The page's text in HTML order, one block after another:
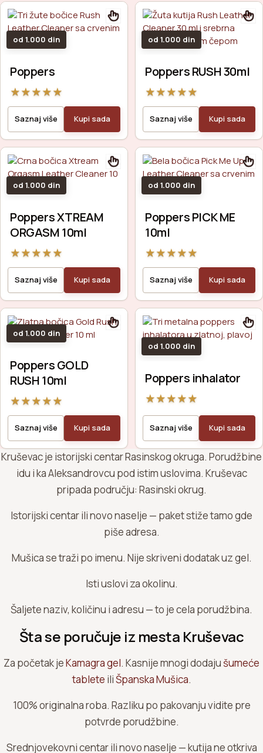
od 1.000 din
Poppers
★★★★★
Saznaj više Kupi sada
od 1.000 din
Poppers RUSH 30ml
★★★★★
Saznaj više Kupi sada
od 1.000 din
Poppers XTREAM
ORGASM 10ml
★★★★★
Saznaj više Kupi sada
od 1.000 din
Poppers PICK ME
10ml
★★★★★
Saznaj više Kupi sada
od 1.000 din
Poppers GOLD
RUSH 10ml
★★★★★
Saznaj više Kupi sada
od 1.000 din
Poppers inhalator
★★★★★
Saznaj više Kupi sada
Kruševac je istorijski centar Rasinskog okruga. Porudžbine
idu i ka Aleksandrovcu pod istim uslovima. Kruševac
pripada području: Rasinski okrug.
Istorijski centar ili novo naselje — paket stiže tamo gde
piše adresa.
Mušica se traži po imenu. Nije skriveni dodatak uz gel.
Isti uslovi za okolinu.
Šaljete naziv, količinu i adresu — to je cela porudžbina.
Šta se poručuje iz mesta Kruševac
Za početak jeKamagra gel. Kasnije mnogi dodaju šumeće
tablete iliŠpanska Mušica.
100% originalna roba. Razliku po pakovanju vidite pre
potvrde porudžbine.
Srednjovekovni centar ili novo naselje — kutija ne otkriva